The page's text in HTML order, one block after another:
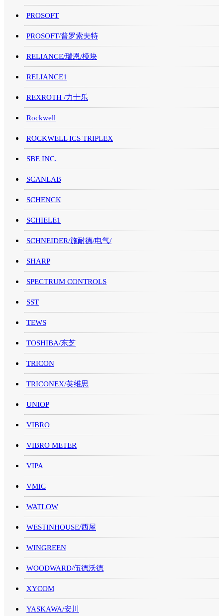
PROSOFT
PROSOFT/普罗索夫特
RELIANCE/瑞恩/模块
RELIANCE1
REXROTH /力士乐
Rockwell
ROCKWELL ICS TRIPLEX
SBE INC.
SCANLAB
SCHENCK
SCHIELE1
SCHNEIDER/施耐德/电气/
SHARP
SPECTRUM CONTROLS
SST
TEWS
TOSHIBA/东芝
TRICON
TRICONEX/英维思
UNIOP
VIBRO
VIBRO METER
VIPA
VMIC
WATLOW
WESTINHOUSE/西屋
WINGREEN
WOODWARD/伍德沃德
XYCOM
YASKAWA/安川